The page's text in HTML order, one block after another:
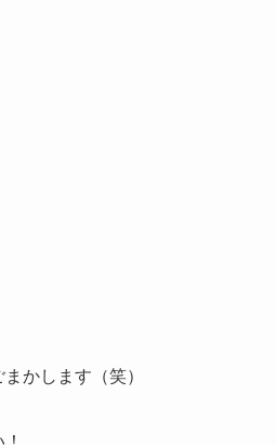
かします（笑）